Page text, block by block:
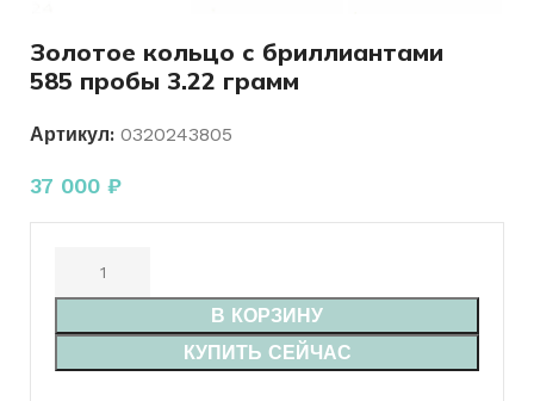
Золотое кольцо с бриллиантами
585 пробы 3.22 грамм
Артикул: 0320243805
37 000 ₽
В КОРЗИНУ
КУПИТЬ СЕЙЧАС